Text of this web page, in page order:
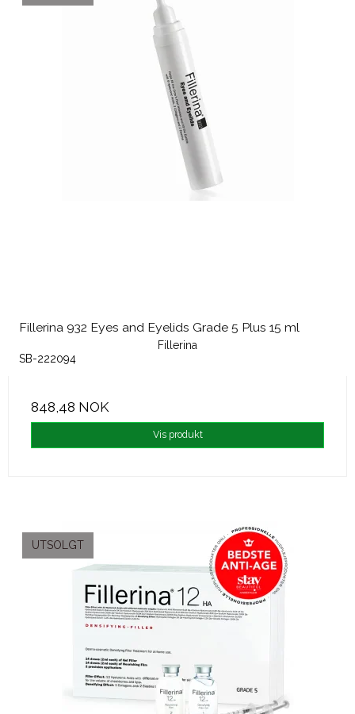
Fillerina 932 Eyes and Eyelids Grade 5 Plus 15 ml
Fillerina
SB-222094
848,48 NOK
Vis produkt
UTSOLGT